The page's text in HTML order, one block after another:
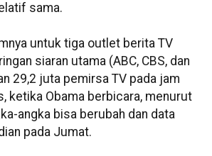
sama.
untuk tiga outlet berita TV
siaran utama (ABC, CBS, dan
29,2 juta pemirsa TV pada jam
ketika Obama berbicara, menurut
angka bisa berubah dan data
pada Jumat.